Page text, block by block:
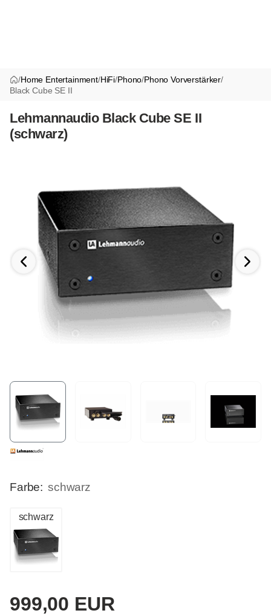
/Home Entertainment/HiFi/Phono/Phono Vorverstärker/
Black Cube SE II
Lehmannaudio Black Cube SE II
(schwarz)
Farbe: schwarz
schwarz
999,00 EUR